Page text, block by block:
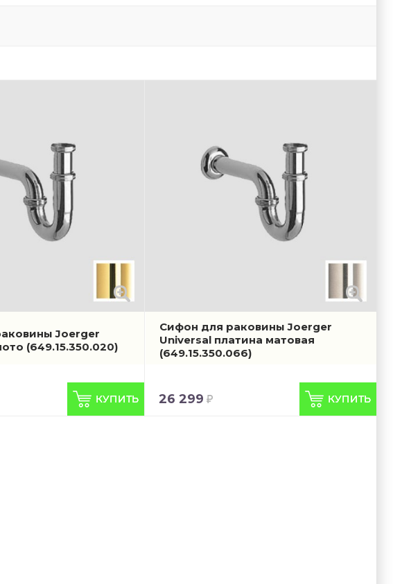
Joerger
(649.15.350.020)
Сифон для раковины Joerger
Universal платина матовая
(649.15.350.066)
26 299